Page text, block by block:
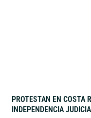
PROTESTAN EN COSTA
INDEPENDENCIA